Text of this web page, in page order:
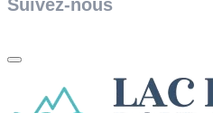
Suivez-nous